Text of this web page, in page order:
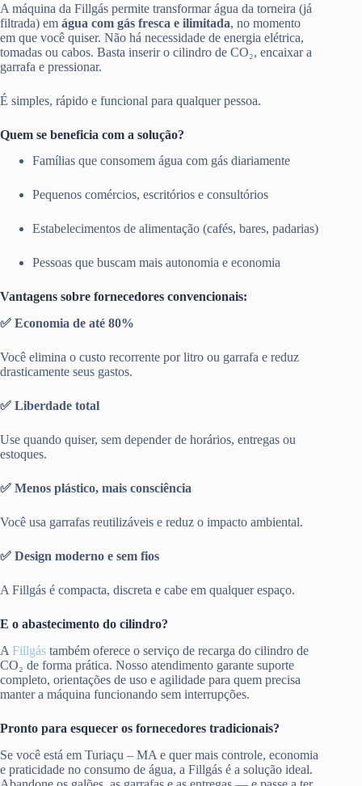
A máquina da Fillgás permite transformar água da torneira (já
filtrada) em água com gás fresca e ilimitada, no momento
em que você quiser. Não há necessidade de energia elétrica,
tomadas ou cabos. Basta inserir o cilindro de CO₂, encaixar a
garrafa e pressionar.
É simples, rápido e funcional para qualquer pessoa.
Quem se beneficia com a solução?
Famílias que consomem água com gás diariamente
Pequenos comércios, escritórios e consultórios
Estabelecimentos de alimentação (cafés, bares, padarias)
Pessoas que buscam mais autonomia e economia
Vantagens sobre fornecedores convencionais:
✅ Economia de até 80%
Você elimina o custo recorrente por litro ou garrafa e reduz
drasticamente seus gastos.
✅ Liberdade total
Use quando quiser, sem depender de horários, entregas ou
estoques.
✅ Menos plástico, mais consciência
Você usa garrafas reutilizáveis e reduz o impacto ambiental.
✅ Design moderno e sem fios
A Fillgás é compacta, discreta e cabe em qualquer espaço.
E o abastecimento do cilindro?
A Fillgás também oferece o serviço de recarga do cilindro de
CO₂ de forma prática. Nosso atendimento garante suporte
completo, orientações de uso e agilidade para quem precisa
manter a máquina funcionando sem interrupções.
Pronto para esquecer os fornecedores tradicionais?
Se você está em Turiaçu – MA e quer mais controle, economia
e praticidade no consumo de água, a Fillgás é a solução ideal.